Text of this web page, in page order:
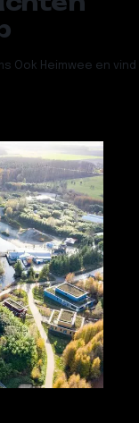
Ook Heimwee en vind